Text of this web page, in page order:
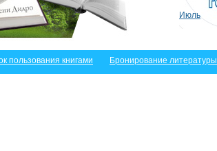
Июль
пользования книгами Бронирование литературы